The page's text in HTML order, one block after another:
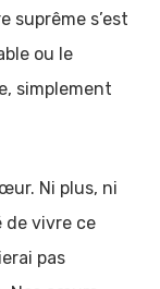
suprême s’est
ou le
simplement
Ni plus, ni
de vivre ce
pas